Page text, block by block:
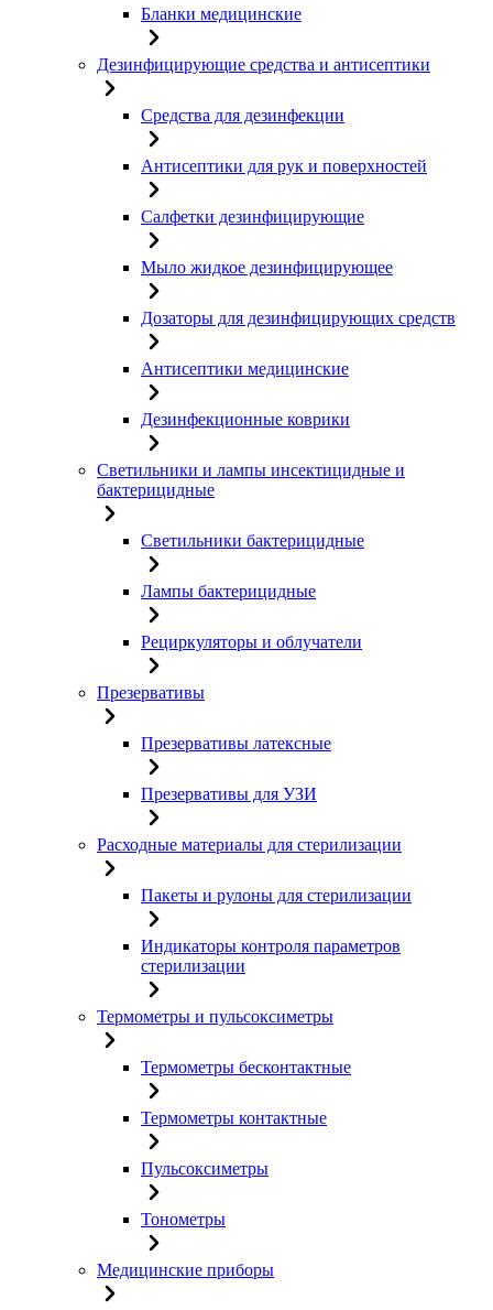
Бланки медицинские
Дезинфицирующие средства и антисептики
Средства для дезинфекции
Антисептики для рук и поверхностей
Салфетки дезинфицирующие
Мыло жидкое дезинфицирующее
Дозаторы для дезинфицирующих средств
Антисептики медицинские
Дезинфекционные коврики
Светильники и лампы инсектицидные и
бактерицидные
Светильники бактерицидные
Лампы бактерицидные
Рециркуляторы и облучатели
Презервативы
Презервативы латексные
Презервативы для УЗИ
Расходные материалы для стерилизации
Пакеты и рулоны для стерилизации
Индикаторы контроля параметров
стерилизации
Термометры и пульсоксиметры
Термометры бесконтактные
Термометры контактные
Пульсоксиметры
Тонометры
Медицинские приборы